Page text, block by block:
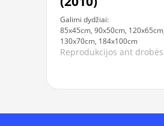
Galimi dydžiai:
85x45cm, 90x50cm, 120x65cm,
130x70cm, 184x100cm
Reprodukcijos ant drobės